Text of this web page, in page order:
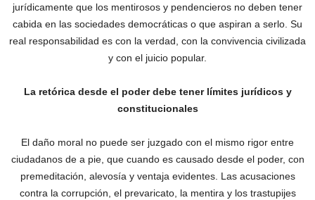
jurídicamente que los mentirosos y pendencieros no deben tener
cabida en las sociedades democráticas o que aspiran a serlo. Su
real responsabilidad es con la verdad, con la convivencia civilizada
y con el juicio popular.
La retórica desde el poder debe tener límites jurídicos y
constitucionales
El daño moral no puede ser juzgado con el mismo rigor entre
ciudadanos de a pie, que cuando es causado desde el poder, con
premeditación, alevosía y ventaja evidentes. Las acusaciones
contra la corrupción, el prevaricato, la mentira y los trastupijes